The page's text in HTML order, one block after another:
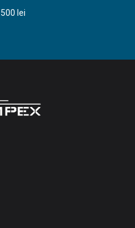
lei